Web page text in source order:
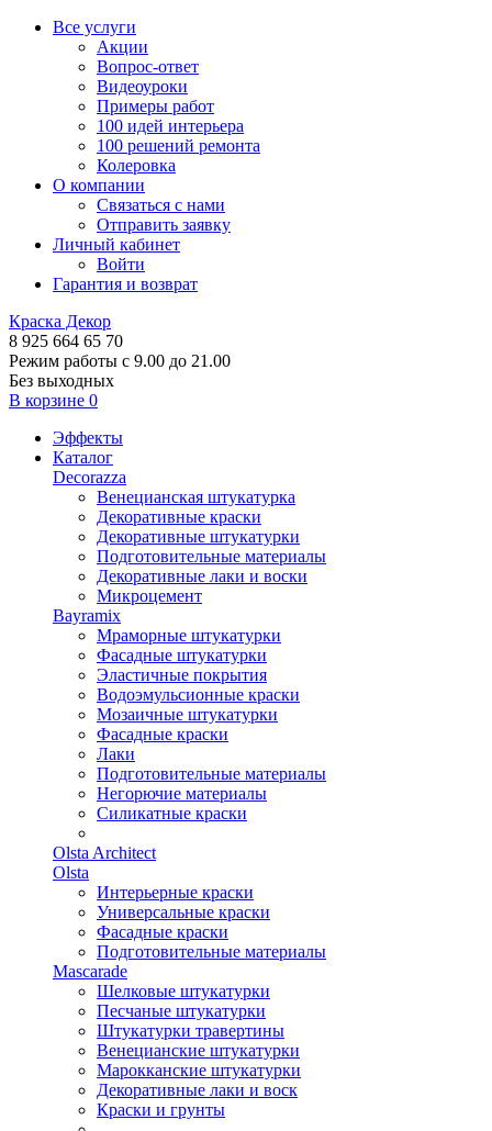
Все услуги
Акции
Вопрос-ответ
Видеоуроки
Примеры работ
100 идей интерьера
100 решений ремонта
Колеровка
О компании
Связаться с нами
Отправить заявку
Личный кабинет
Войти
Гарантия и возврат
Краска Декор
8 925 664 65 70
Режим работы с 9.00 до 21.00
Без выходных
В корзине 0
Эффекты
Каталог
Decorazza
Венецианская штукатурка
Декоративные краски
Декоративные штукатурки
Подготовительные материалы
Декоративные лаки и воски
Микроцемент
Bayramix
Мраморные штукатурки
Фасадные штукатурки
Эластичные покрытия
Водоэмульсионные краски
Мозаичные штукатурки
Фасадные краски
Лаки
Подготовительные материалы
Негорючие материалы
Силикатные краски
Olsta Architect
Olsta
Интерьерные краски
Универсальные краски
Фасадные краски
Подготовительные материалы
Mascarade
Шелковые штукатурки
Песчаные штукатурки
Штукатурки травертины
Венецианские штукатурки
Марокканские штукатурки
Декоративные лаки и воск
Краски и грунты